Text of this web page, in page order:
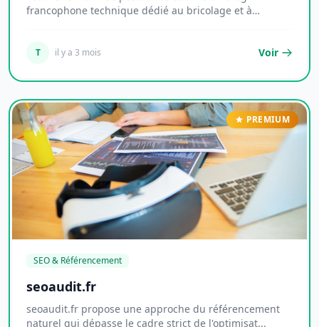
francophone technique dédié au bricolage et à
T il y a 3 mois Voir
PREMIUM
SEO & Référencement
seoaudit.fr
seoaudit.fr propose une approche du référencement
naturel qui dépasse le cadre strict de l'optimisat...